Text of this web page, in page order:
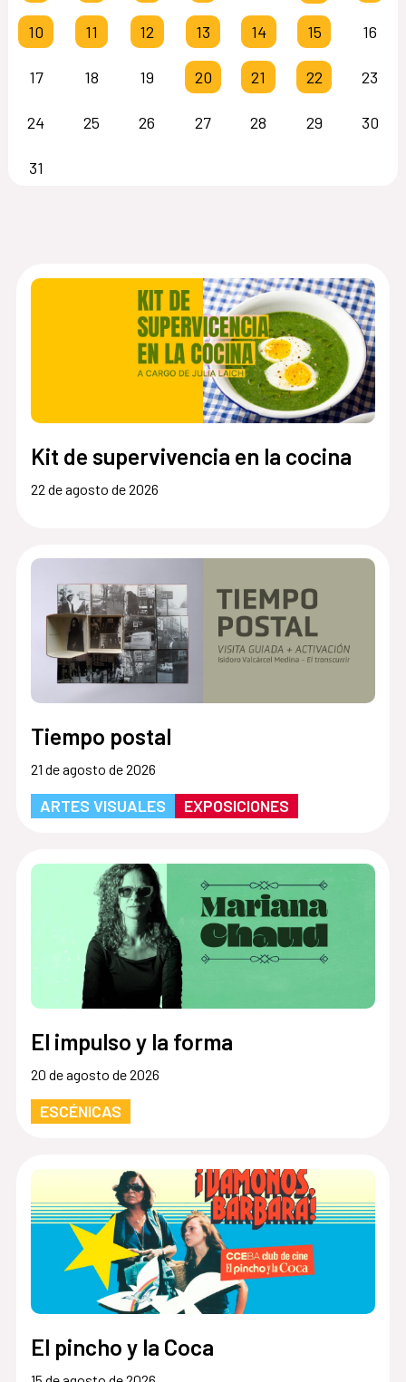
Kit de supervivencia en la cocina
22 de agosto de 2026
Tiempo postal
21 de agosto de 2026
ARTES VISUALES EXPOSICIONES
El impulso y la forma
20 de agosto de 2026
ESCÉNICAS
El pincho y la Coca
10 11 12 13 14 15 16
17 18 19 20 21 22 23
24 25 26 27 28 29 30
31